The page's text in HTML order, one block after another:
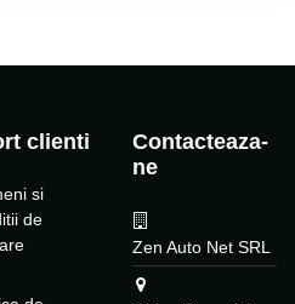
clienti
si
de
Contacteaza-
ne
Zen Auto Net SRL